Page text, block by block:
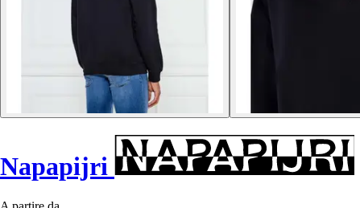
Napapijri